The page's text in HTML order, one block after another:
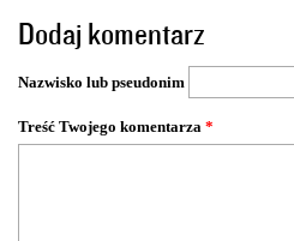
r
o
n
y
Dodaj komentarz
Nazwisko lub pseudonim
Treść Twojego komentarza *